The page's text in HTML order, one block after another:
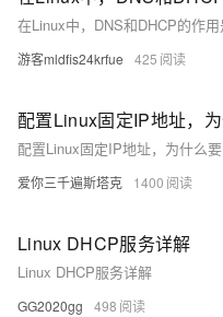
在Linux中，DNS和DHCP的作用
游客mldfis24krfue 425
爱你三千遍斯塔克 1400
Linux DHCP服务详解
Linux DHCP服务详解
GG2020gg 498